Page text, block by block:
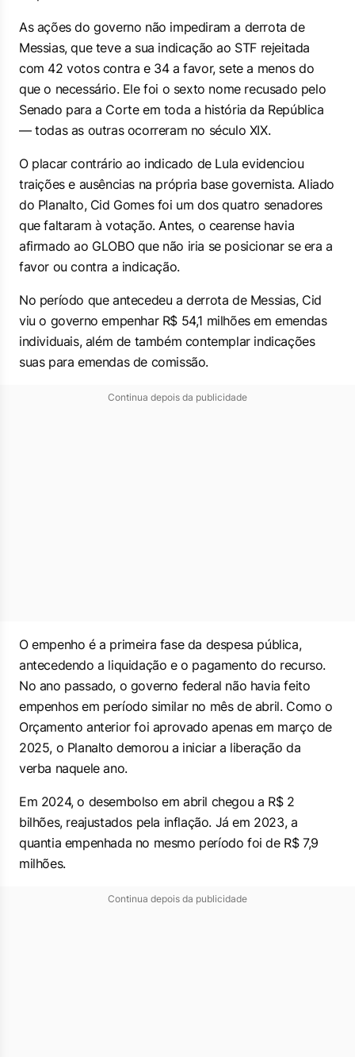
As ações do governo não impediram a derrota de
Messias, que teve a sua indicação ao STF rejeitada
com 42 votos contra e 34 a favor, sete a menos do
que o necessário. Ele foi o sexto nome recusado pelo
Senado para a Corte em toda a história da República
— todas as outras ocorreram no século XIX.
O placar contrário ao indicado de Lula evidenciou
traições e ausências na própria base governista. Aliado
do Planalto, Cid Gomes foi um dos quatro senadores
que faltaram à votação. Antes, o cearense havia
afirmado ao GLOBO que não iria se posicionar se era a
favor ou contra a indicação.
No período que antecedeu a derrota de Messias, Cid
viu o governo empenhar R$ 54,1 milhões em emendas
individuais, além de também contemplar indicações
suas para emendas de comissão.
Continua depois da publicidade
O empenho é a primeira fase da despesa pública,
antecedendo a liquidação e o pagamento do recurso.
No ano passado, o governo federal não havia feito
empenhos em período similar no mês de abril. Como o
Orçamento anterior foi aprovado apenas em março de
2025, o Planalto demorou a iniciar a liberação da
verba naquele ano.
Em 2024, o desembolso em abril chegou a R$ 2
bilhões, reajustados pela inflação. Já em 2023, a
quantia empenhada no mesmo período foi de R$ 7,9
milhões.
Continua depois da publicidade